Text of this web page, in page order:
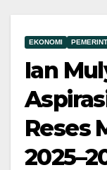
EKONOMI
Ian
Reses